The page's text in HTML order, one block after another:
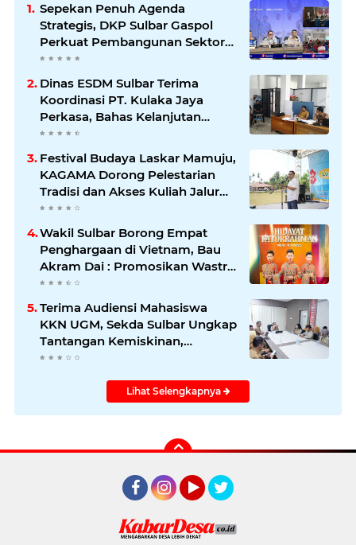
Sepekan Penuh Agenda
Strategis, DKP Sulbar Gaspol
Perkuat Pembangunan Sektor
Kelautan dan Perikanan
Dinas ESDM Sulbar Terima
Koordinasi PT. Kulaka Jaya
Perkasa, Bahas Kelanjutan
Pengelolaan IUP
Festival Budaya Laskar Mamuju,
KAGAMA Dorong Pelestarian
Tradisi dan Akses Kuliah Jalur
Afirmasi di UGM
Wakil Sulbar Borong Empat
Penghargaan di Vietnam, Bau
Akram Dai : Promosikan Wastra
dan Budaya Sulawesi Barat ke
Panggung Dunia
Terima Audiensi Mahasiswa
KKN UGM, Sekda Sulbar Ungkap
Tantangan Kemiskinan,
Stunting, dan Pendidikan
Lihat Selengkapnya